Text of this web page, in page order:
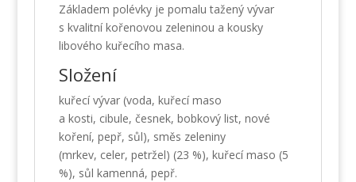
Základem polévky je pomalu tažený vývar
s kvalitní kořenovou zeleninou a kousky
libového kuřecího masa.
Složení
kuřecí vývar (voda, kuřecí maso
a kosti, cibule, česnek, bobkový list, nové
koření, pepř, sůl), směs zeleniny
(mrkev, celer, petržel) (23 %), kuřecí maso (5
%), sůl kamenná, pepř.